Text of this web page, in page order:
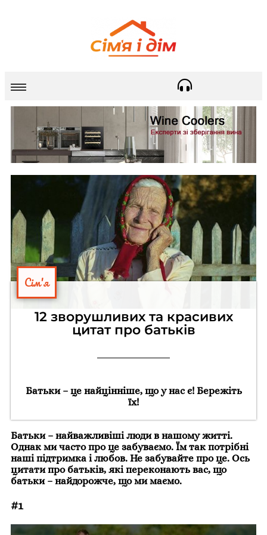
Сім'я
12 зворушливих та красивих
цитат про батьків
Батьки – це найцінніше, що у нас є! Бережіть
їх!
Батьки – найважливіші люди в нашому житті.
Однак ми часто про це забуваємо. Їм так потрібні
наші підтримка і любов. Не забувайте про це. Ось
цитати про батьків, які переконають вас, що
батьки – найдорожче, що ми маємо.
#1